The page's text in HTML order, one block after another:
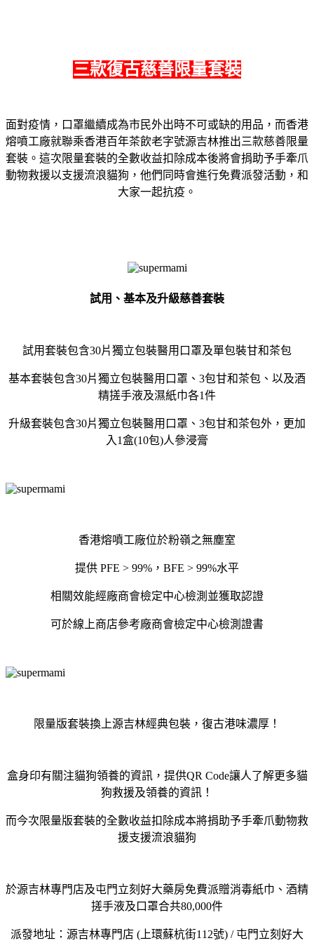
三款復古慈善限量套裝
面對疫情，口罩繼續成為市民外出時不可或缺的用品，而香港
熔噴工廠就聯乘香港百年茶飲老字號源吉林推出三款慈善限量
套裝。這次限量套裝的全數收益扣除成本後將會捐助予手牽爪
動物救援以支援流浪貓狗，他們同時會進行免費派發活動，和
大家一起抗疫。
試用、基本及升級慈善套裝
試用套裝包含30片獨立包裝醫用口罩及單包裝甘和茶包
基本套裝包含30片獨立包裝醫用口罩、3包甘和茶包、以及酒
精搓手液及濕紙巾各1件
升級套裝包含30片獨立包裝醫用口罩、3包甘和茶包外，更加
入1盒(10包)人參浸膏
香港熔噴工廠位於粉嶺之無塵室
提供 PFE > 99%，BFE > 99%水平
相關效能經廠商會檢定中心檢測並獲取認證
可於線上商店參考廠商會檢定中心檢測證書
限量版套裝換上源吉林經典包裝，復古港味濃厚！
盒身印有關注貓狗領養的資訊，提供QR Code讓人了解更多貓
狗救援及領養的資訊！
而今次限量版套裝的全數收益扣除成本將捐助予手牽爪動物救
援支援流浪貓狗
於源吉林專門店及屯門立刻好大藥房免費派贈消毒紙巾、酒精
搓手液及口罩合共80,000件
派發地址：源吉林專門店 (上環蘇杭街112號) / 屯門立刻好大